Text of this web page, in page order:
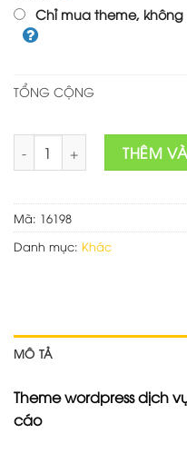
Chỉ mua theme,
TỔNG CỘNG
Theme wordpress dịch
THÊM
Mã: 16198
Danh mục: Khác
MÔ TẢ
Theme wordpress dịch
cáo